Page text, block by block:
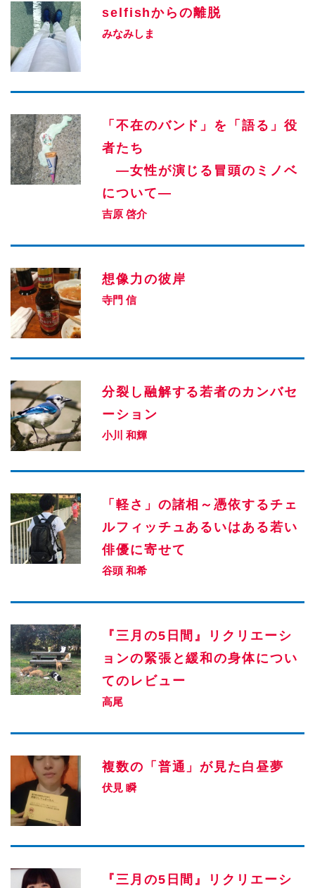
selfishからの離脱
みなみしま
「不在のバンド」を「語る」役
者たち
—女性が演じる冒頭のミノベ
について—
吉原 啓介
想像力の彼岸
寺門 信
分裂し融解する若者のカンバセ
ーション
小川 和輝
「軽さ」の諸相～憑依するチェ
ルフィッチュあるいはある若い
俳優に寄せて
谷頭 和希
『三月の5日間』リクリエーシ
ョンの緊張と緩和の身体につい
てのレビュー
高尾
複数の「普通」が見た白昼夢
伏見 瞬
『三月の5日間』リクリエーシ